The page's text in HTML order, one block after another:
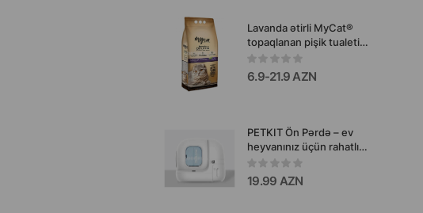
Lavanda ətirli MyCat®
topaqlanan pişik tualeti
doldurucusu
6.9-21.9 AZN
PETKIT Ön Pərdə – ev
heyvanınız üçün rahatlıq,
məxfilik və gigiyena
19.99 AZN